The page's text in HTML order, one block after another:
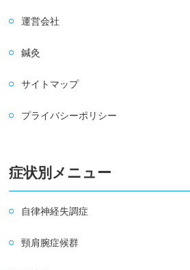
運営会社
鍼灸
サイトマップ
プライバシーポリシー
症状別メニュー
自律神経失調症
頸肩腕症候群